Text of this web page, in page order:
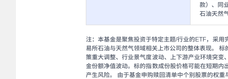
款）、同
石油天然
注：本基金是聚焦投资于特定主题/行业的ETF，采
易所石油与天然气领域相关上市公司的整体表现。
策重大调整、行业景气度波动、上下游产业环境突
金份额净值波动。标的指数成份股价格可能在短期
产生风险。 由于基金申购赎回清单中个别股票的权